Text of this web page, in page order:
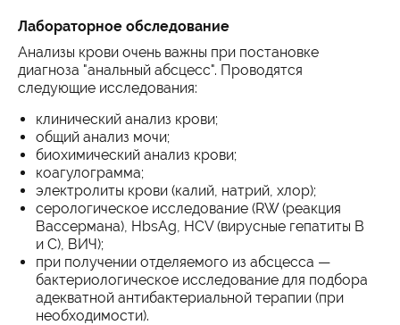
Лабораторное обследование
Анализы крови очень важны при постановке
диагноза "анальный абсцесс". Проводятся
следующие исследования:
клинический анализ крови;
общий анализ мочи;
биохимический анализ крови;
коагулограмма;
электролиты крови (калий, натрий, хлор);
серологическое исследование (RW (реакция
Вассермана), HbsAg, HCV (вирусные гепатиты B
и С), ВИЧ);
при получении отделяемого из абсцесса —
бактериологическое исследование для подбора
адекватной антибактериальной терапии (при
необходимости).